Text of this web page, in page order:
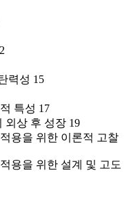
력성 15
특성 17
외상 후 성장 19
용을 위한 이론적 고찰
용을 위한 설계 및 고도